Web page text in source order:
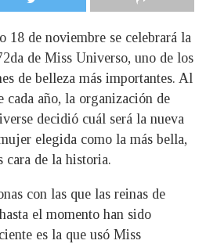
18 de noviembre se celebrará la
de Miss Universo, uno de los
de belleza más importantes. Al
cada año, la organización de
decidió cuál será la nueva
elegida como la más bella,
cara de la historia.
con las que las reinas de
el momento han sido
es la que usó Miss